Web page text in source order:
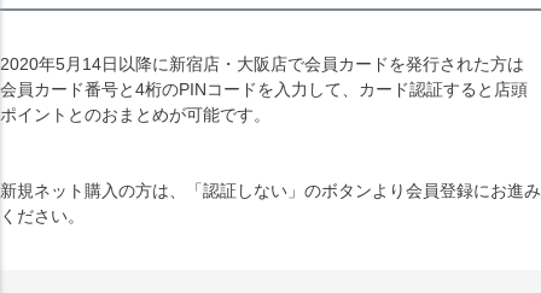
2020年5月14日以降に新宿店・大阪店で会員カードを発行された方は
会員カード番号と4桁のPINコードを入力して、カード認証すると店頭
ポイントとのおまとめが可能です。
新規ネット購入の方は、「認証しない」のボタンより会員登録にお進み
ください。